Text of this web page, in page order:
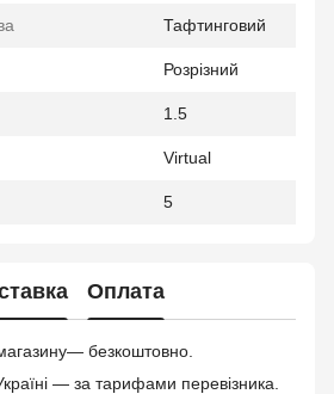
Тафтинговий
Розрізний
1.5
Virtual
5
Оплата
безкоштовно.
— за тарифами перевізника.